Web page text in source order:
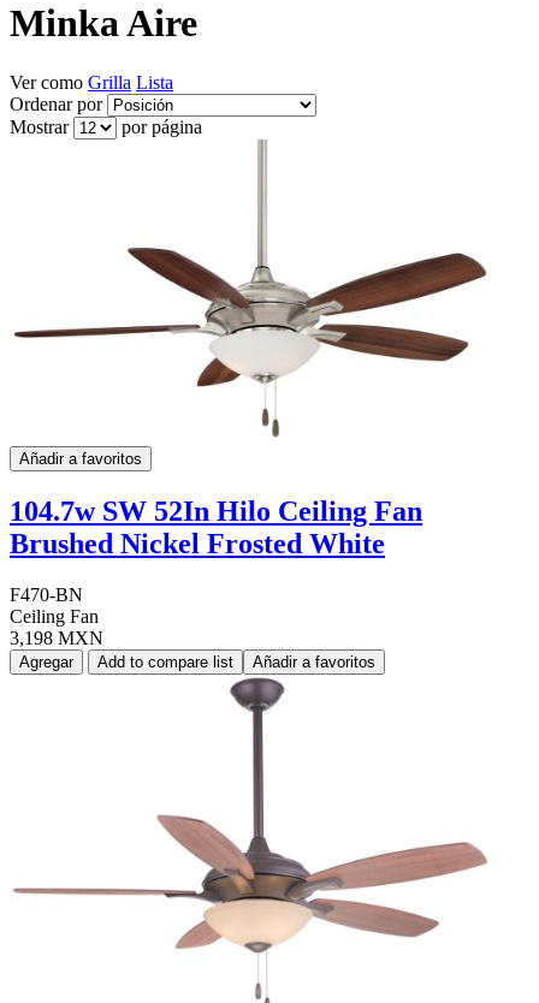
Minka Aire
Ver como Grilla Lista
Ordenar por
Mostrar
por página
Añadir a favoritos
104.7w SW 52In Hilo Ceiling Fan
Brushed Nickel Frosted White
F470-BN
Ceiling Fan
3,198 MXN
Agregar Add to compare list Añadir a favoritos